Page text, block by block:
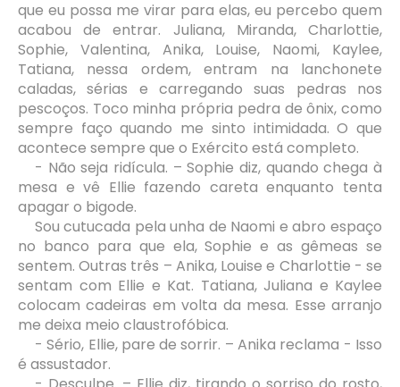
que eu possa me virar para elas, eu percebo quem
acabou de entrar. Juliana, Miranda, Charlottie,
Sophie, Valentina, Anika, Louise, Naomi, Kaylee,
Tatiana, nessa ordem, entram na lanchonete
caladas, sérias e carregando suas pedras nos
pescoços. Toco minha própria pedra de ônix, como
sempre faço quando me sinto intimidada. O que
acontece sempre que o Exército está completo.
- Não seja ridícula. – Sophie diz, quando chega à
mesa e vê Ellie fazendo careta enquanto tenta
apagar o bigode.
Sou cutucada pela unha de Naomi e abro espaço
no banco para que ela, Sophie e as gêmeas se
sentem. Outras três – Anika, Louise e Charlottie - se
sentam com Ellie e Kat. Tatiana, Juliana e Kaylee
colocam cadeiras em volta da mesa. Esse arranjo
me deixa meio claustrofóbica.
- Sério, Ellie, pare de sorrir. – Anika reclama - Isso
é assustador.